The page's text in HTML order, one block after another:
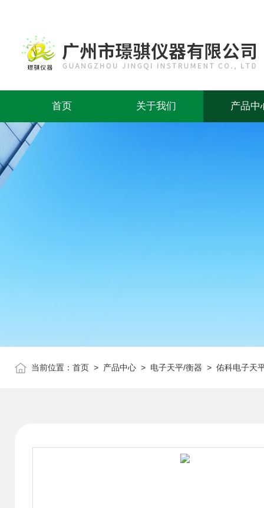
首页 关于我们 产品中
当前位置： 首页 > 产品中心 > 电子天平/衡器 > 佑科电子天